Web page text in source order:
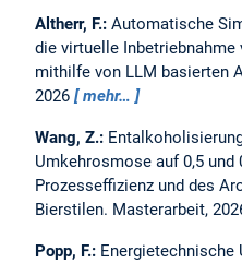
Altherr, F.: Automatische
die virtuelle
mithilfe von LLM basierten
2026
mehr…
Wang, Z.:
Umkehrosmose auf 0,5 und
Prozesseffizienz und des
Bierstilen. Masterarbeit,
Popp, F.: Energietechnische